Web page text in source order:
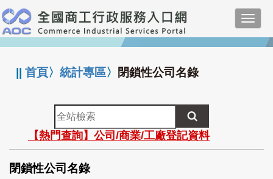
跳
到
主
要
:::
||首頁〉統計專區〉 閉鎖性公司名錄
全
站
檢
索
【熱門查詢】公司/商業/工廠登記資料
閉鎖性公司名錄